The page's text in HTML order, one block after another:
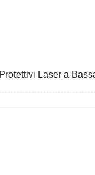
Laser a